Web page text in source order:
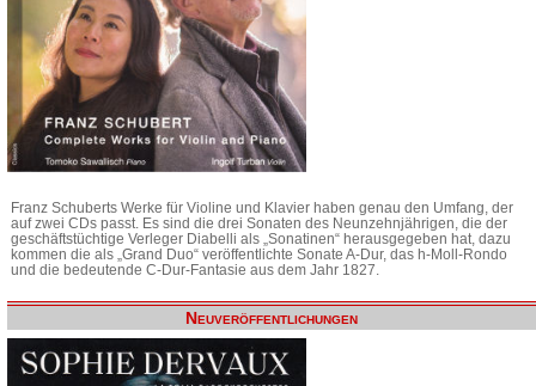
Franz Schuberts Werke für Violine und Klavier haben genau den Umfang, der
auf zwei CDs passt. Es sind die drei Sonaten des Neunzehnjährigen, die der
geschäftstüchtige Verleger Diabelli als „Sonatinen“ herausgegeben hat, dazu
kommen die als „Grand Duo“ veröffentlichte Sonate A-Dur, das h-Moll-Rondo
und die bedeutende C-Dur-Fantasie aus dem Jahr 1827.
Neuveröffentlichungen